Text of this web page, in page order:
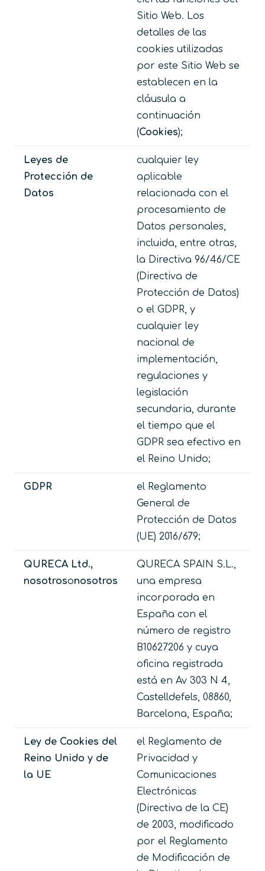
Sitio Web. Los
detalles de las
cookies utilizadas
por este Sitio Web se
establecen en la
cláusula a
continuación
(Cookies);
Leyes de
Protección de
Datos
cualquier ley
aplicable
relacionada con el
procesamiento de
Datos personales,
incluida, entre otras,
la Directiva 96/46/CE
(Directiva de
Protección de Datos)
o el GDPR, y
cualquier ley
nacional de
implementación,
regulaciones y
legislación
secundaria, durante
el tiempo que el
GDPR sea efectivo en
el Reino Unido;
GDPR
el Reglamento
General de
Protección de Datos
(UE) 2016/679;
QURECA Ltd.,
nosotrosonosotros
QURECA SPAIN S.L.,
una empresa
incorporada en
España con el
número de registro
B10627206 y cuya
oficina registrada
está en Av 303 N 4,
Castelldefels, 08860,
Barcelona, España;
Ley de Cookies del
Reino Unido y de
la UE
el Reglamento de
Privacidad y
Comunicaciones
Electrónicas
(Directiva de la CE)
de 2003, modificado
por el Reglamento
de Modificación de